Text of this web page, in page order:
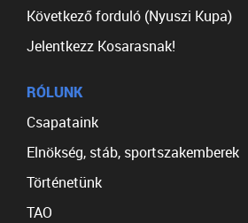
Következő forduló (Nyuszi Kupa)
Jelentkezz Kosarasnak!
RÓLUNK
Csapataink
Elnökség, stáb, sportszakemberek
Történetünk
TAO